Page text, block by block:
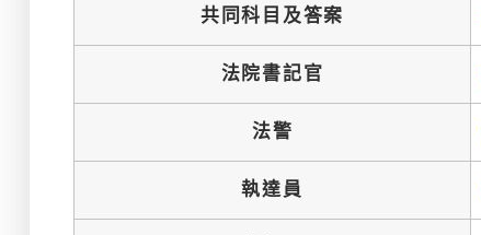
共同科目及答案
法院書記官
法警
執達員